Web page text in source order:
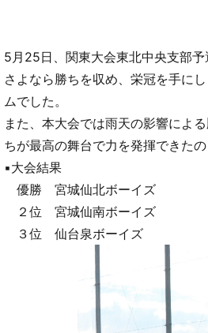
5月25日、関東大会東北中央支部
さよなら勝ちを収め、栄冠を手に
ムでした。
また、本大会では雨天の影響によ
ちが最高の舞台で力を発揮できた
▪️大会結果
優勝 宮城仙北ボーイズ
２位 宮城仙南ボーイズ
３位 仙台泉ボーイズ